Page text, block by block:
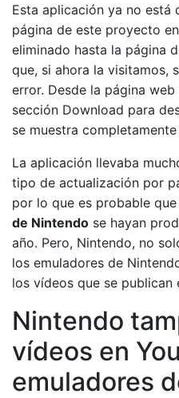
Esta aplicación ya no está
página de este proyecto
eliminado hasta la página
que, si ahora la visitamos,
error. Desde la página
sección Download para
se muestra
La aplicación llevaba
tipo de actualización por
por lo que es probable
de Nintendo se hayan
año. Pero, Nintendo, no
los emuladores de
los vídeos que se publican
Nintendo
vídeos en
emuladores